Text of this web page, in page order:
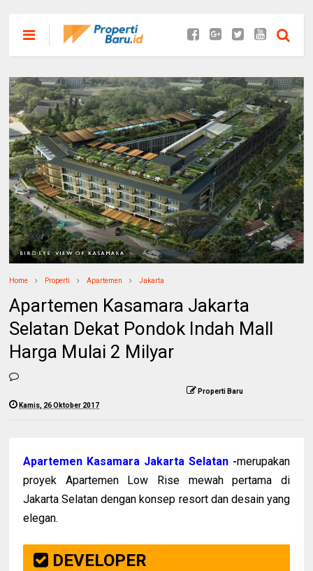
Home Properti Apartemen Jakarta
Apartemen Kasamara Jakarta
Selatan Dekat Pondok Indah Mall
Harga Mulai 2 Milyar
Properti Baru
Kamis, 26 Oktober 2017
Apartemen Kasamara Jakarta Selatan -merupakan
proyek Apartemen Low Rise mewah pertama di
Jakarta Selatan dengan konsep resort dan desain yang
elegan.
DEVELOPER